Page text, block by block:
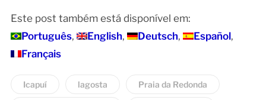
Este post também está disponível em:
Português
English Deutsch
Español
Français
Icapuí lagosta Praia da Redonda